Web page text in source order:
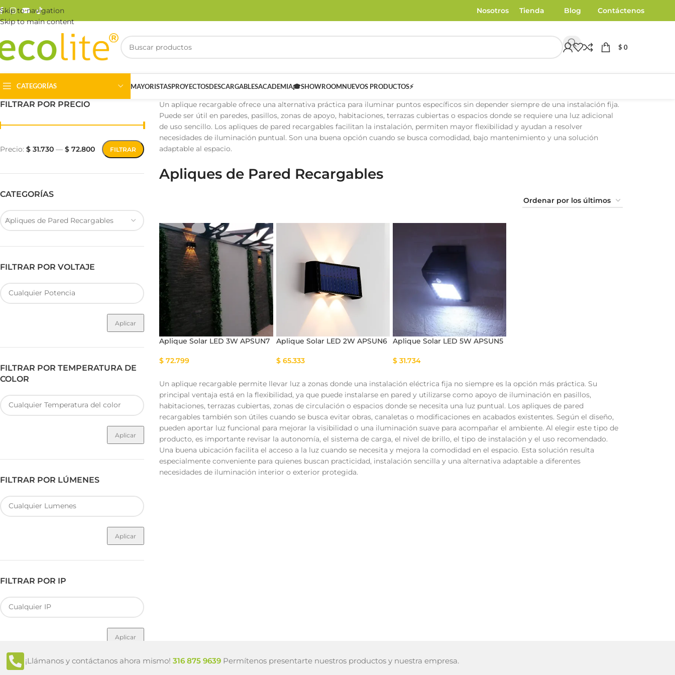
Skip to navigation
Skip to main content
Nosotros Tienda Blog Contáctenos
$ 0
CATEGORÍAS
Riel Magnético
Fuente de Poder SMART Luminarias Sistema Smart Cinta Multicolor
MAYORISTASPROYECTOSDESCARGABLESACADEMIA🎓SHOWROOMNUEVOS PRODUCTOS⚡
FILTRAR POR PRECIO
FILTRAR
Precio: $ 31.730 — $ 72.800
CATEGORÍAS
Apliques de Pared Recargables
FILTRAR POR VOLTAJE
Aplicar
FILTRAR POR TEMPERATURA DE
COLOR
Aplicar
FILTRAR POR LÚMENES
Aplicar
FILTRAR POR IP
Aplicar
Un aplique recargable ofrece una alternativa práctica para iluminar puntos específicos sin depender siempre de una instalación fija.
Puede ser útil en paredes, pasillos, zonas de apoyo, habitaciones, terrazas cubiertas o espacios donde se requiere una luz adicional
de uso sencillo. Los apliques de pared recargables facilitan la instalación, permiten mayor flexibilidad y ayudan a resolver
necesidades de iluminación puntual. Son una buena opción cuando se busca comodidad, bajo mantenimiento y una solución
adaptable al espacio.
Apliques de Pared Recargables
Aplique Solar LED 3W APSUN7
$ 72.799
Aplique Solar LED 2W APSUN6
$65.333
Aplique Solar LED 5W APSUN5
$31.734
Un aplique recargable permite llevar luz a zonas donde una instalación eléctrica fija no siempre es la opción más práctica. Su
principal ventaja está en la flexibilidad, ya que puede instalarse en pared y utilizarse como apoyo de iluminación en pasillos,
habitaciones, terrazas cubiertas, zonas de circulación o espacios donde se necesita una luz puntual. Los apliques de pared
recargables también son útiles cuando se busca evitar obras, canaletas o modificaciones en acabados existentes. Según el diseño,
pueden aportar luz funcional para mejorar la visibilidad o una iluminación suave para acompañar el ambiente. Al elegir este tipo de
producto, es importante revisar la autonomía, el sistema de carga, el nivel de brillo, el tipo de instalación y el uso recomendado.
Una buena ubicación facilita el acceso a la luz cuando se necesita y mejora la comodidad en el espacio. Esta solución resulta
especialmente conveniente para quienes buscan practicidad, instalación sencilla y una alternativa adaptable a diferentes
necesidades de iluminación interior o exterior protegida.
¡Llámanos y contáctanos ahora mismo! 316 875 9639 Permítenos presentarte nuestros productos y nuestra empresa.